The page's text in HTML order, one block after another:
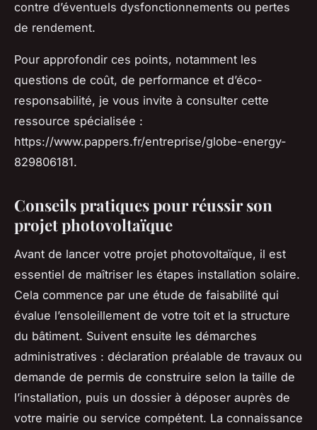
contre d’éventuels dysfonctionnements ou pertes
de rendement.
Pour approfondir ces points, notamment les
questions de coût, de performance et d’éco-
responsabilité, je vous invite à consulter cette
ressource spécialisée :
https://www.pappers.fr/entreprise/globe-energy-
829806181.
Conseils pratiques pour réussir son
projet photovoltaïque
Avant de lancer votre projet photovoltaïque, il est
essentiel de maîtriser les étapes installation solaire.
Cela commence par une étude de faisabilité qui
évalue l’ensoleillement de votre toit et la structure
du bâtiment. Suivent ensuite les démarches
administratives : déclaration préalable de travaux ou
demande de permis de construire selon la taille de
l’installation, puis un dossier à déposer auprès de
votre mairie ou service compétent. La connaissance